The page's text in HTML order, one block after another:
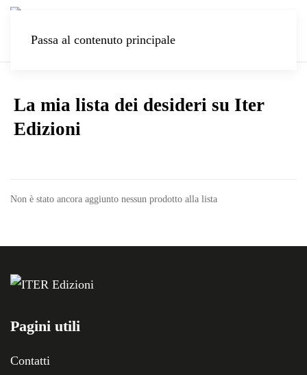
Passa al contenuto principale
La mia lista dei desideri su Iter
Edizioni
Non è stato ancora aggiunto nessun prodotto alla lista
Pagini utili
Contatti